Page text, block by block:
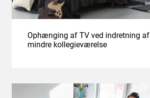
Ophænging af TV ved indretning af
mindre kollegieværelse